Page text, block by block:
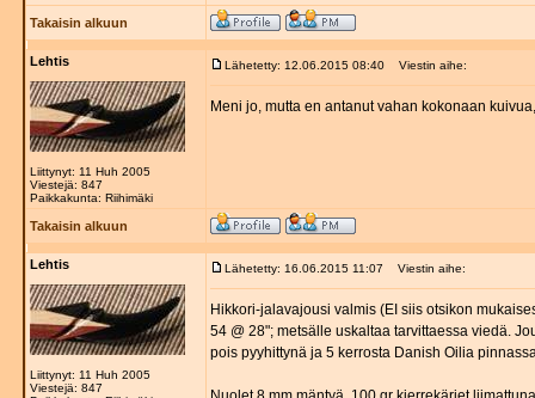
Takaisin alkuun
Lehtis
Liittynyt: 11 Huh 2005
Viestejä: 847
Paikkakunta: Riihimäki
Lähetetty: 12.06.2015 08:40 Viestin aihe:
Meni jo, mutta en antanut vahan kokonaan
Takaisin alkuun
Lehtis
Liittynyt: 11 Huh 2005
Viestejä: 847
Lähetetty: 16.06.2015 11:07 Viestin aihe:
Hikkori-jalavajousi valmis (EI siis otsikon
54 @ 28"; metsälle uskaltaa tarvittaessa viedä.
pois pyyhittynä ja 5 kerrosta Danish Oilia